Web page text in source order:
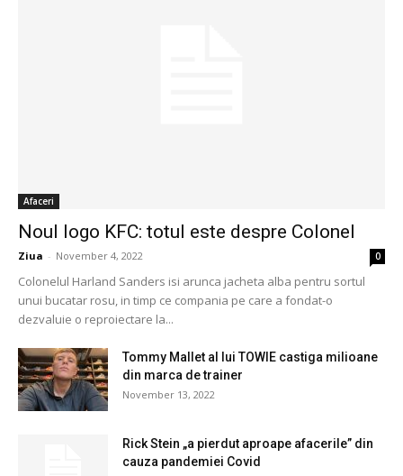
Afaceri
Noul logo KFC: totul este despre Colonel
Ziua - November 4, 2022 0
Colonelul Harland Sanders isi arunca jacheta alba pentru sortul
unui bucatar rosu, in timp ce compania pe care a fondat-o
dezvaluie o reproiectare la...
Tommy Mallet al lui TOWIE castiga milioane
din marca de trainer
November 13, 2022
Rick Stein „a pierdut aproape afacerile” din
cauza pandemiei Covid